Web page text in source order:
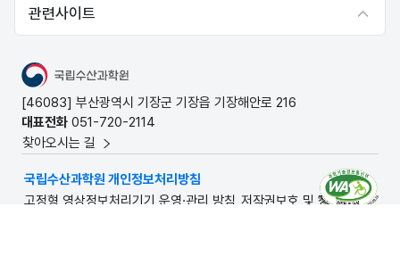
관련사이트
국립수산과학원
[46083] 부산광역시 기장군 기장읍 기장해안로 216
대표전화 051-720-2114
찾아오시는 길
국립수산과학원 개인정보처리방침
고정형 영상정보처리기기 운영·관리 방침 저작권보호 및 정책